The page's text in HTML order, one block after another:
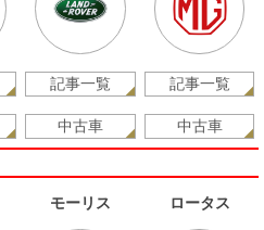
記事一覧
中古車
記事一覧
中古車
モーリス ロータス